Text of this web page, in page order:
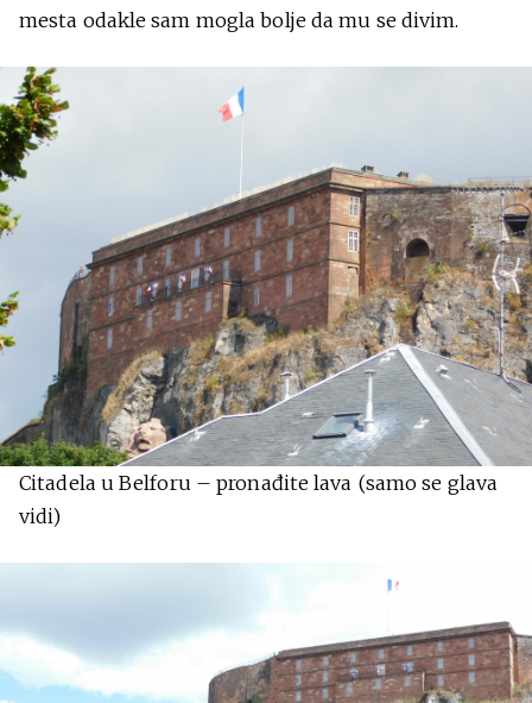
mesta odakle sam mogla bolje da mu se divim.
Citadela u Belforu – pronađite lava (samo se glava
vidi)